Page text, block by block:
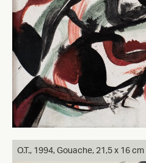
O.T., 1994, Gouache, 21,5 x 16 cm